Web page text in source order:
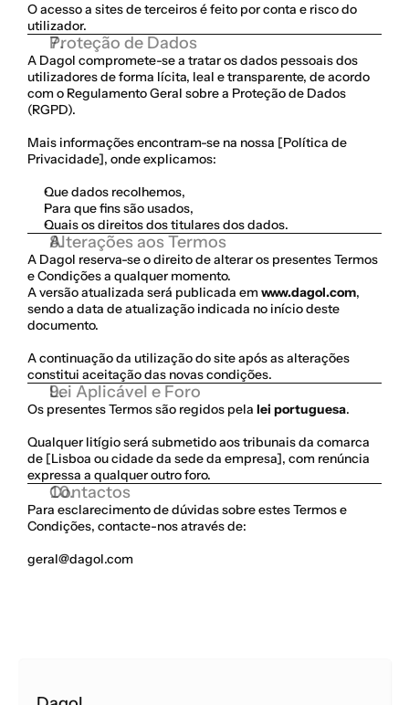
O acesso a sites de terceiros é feito por conta e risco do
utilizador.
Proteção de Dados
A Dagol compromete-se a tratar os dados pessoais dos
utilizadores de forma lícita, leal e transparente, de acordo
com o Regulamento Geral sobre a Proteção de Dados
(RGPD).
Mais informações encontram-se na nossa [Política de
Privacidade], onde explicamos:
Que dados recolhemos,
Para que fins são usados,
Quais os direitos dos titulares dos dados.
Alterações aos Termos
A Dagol reserva-se o direito de alterar os presentes Termos
e Condições a qualquer momento.
A versão atualizada será publicada em www.dagol.com,
sendo a data de atualização indicada no início deste
documento.
A continuação da utilização do site após as alterações
constitui aceitação das novas condições.
Lei Aplicável e Foro
Os presentes Termos são regidos pela lei portuguesa.
Qualquer litígio será submetido aos tribunais da comarca
de [Lisboa ou cidade da sede da empresa], com renúncia
expressa a qualquer outro foro.
Contactos
Para esclarecimento de dúvidas sobre estes Termos e
Condições, contacte-nos através de:
geral@dagol.com